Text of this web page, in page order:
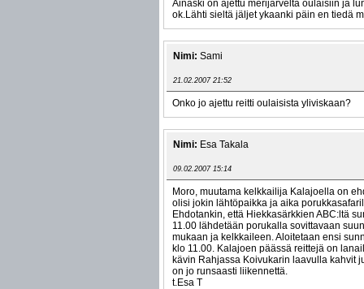
Ainaski on ajettu merijärveltä oulaisiin ja
ok.Lähti sieltä jäljet ykaanki päin en tiedä
Nimi: Sami
21.02.2007 21:52
Onko jo ajettu reitti oulaisista yliviskaan?
Nimi: Esa Takala
09.02.2007 15:14
Moro, muutama kelkkailija Kalajoella on
olisi jokin lähtöpaikka ja aika
Ehdotankin, että Hiekkasärkkien ABC:ltä
11.00 lähdetään porukalla sovittavaan
mukaan ja kelkkaileen. Aloitetaan ensi
klo 11.00. Kalajoen päässä reittejä on
kävin Rahjassa Koivukarin laavulla kahvit
on jo runsaasti liikennettä.
t.Esa T